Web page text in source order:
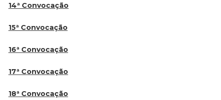
14ª Convocação
15ª Convocação
16ª Convocação
17ª Convocação
18ª Convocação